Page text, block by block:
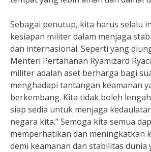
Sebagai penutup, kita harus selalu
kesiapan militer dalam menjaga
dan internasional. Seperti yang
Menteri Pertahanan Ryamizard
militer adalah aset berharga bagi
menghadapi tantangan keamanan
berkembang. Kita tidak boleh
siap sedia untuk menjaga
negara kita.” Semoga kita semua
memperhatikan dan meningkatkan
demi keamanan dan stabilitas dunia